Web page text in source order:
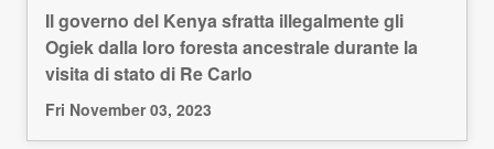
Il governo del Kenya sfratta illegalmente gli
Ogiek dalla loro foresta ancestrale durante la
visita di stato di Re Carlo
Fri November 03, 2023